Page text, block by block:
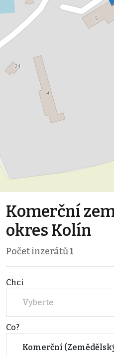
Komerční
okres Kolín
Počet inzerátů1
Chci
Vyberte
Co?
Komerční